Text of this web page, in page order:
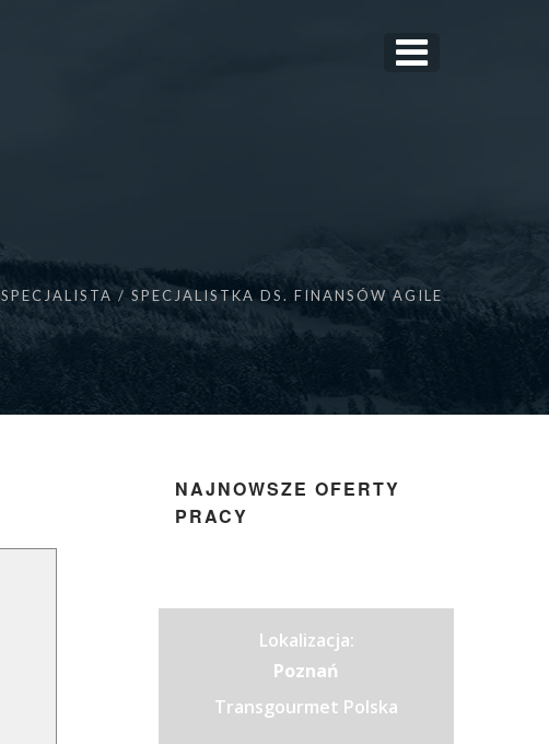
SPECJALISTA / SPECJALISTKA DS. FINANSÓW AGILE
NAJNOWSZE OFERTY
PRACY
Lokalizacja:
Poznań
Transgourmet Polska